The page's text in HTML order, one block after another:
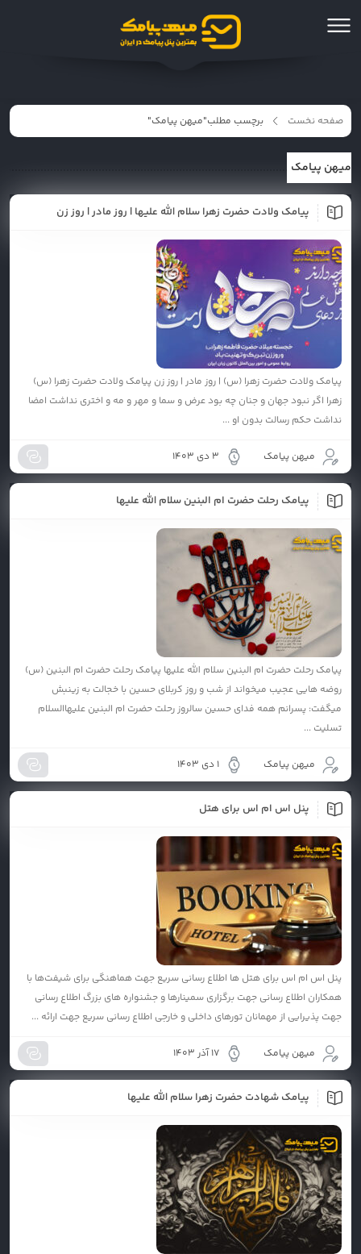
صفحه نخست برچسب مطلب"میهن پیامک"
میهن پیامک
پیامک ولادت حضرت زهرا سلام الله علیها | روز مادر | روز زن
پیامک ولادت حضرت زهرا (س) | روز مادر | روز زن پیامک ولادت حضرت زهرا (س)
زهرا اگر نبود جهان و جنان چه بود عرض و سما و مهر و مه و اختری نداشت امضا
نداشت حکم رسالت بدون او ...
میهن پیامک 3 دی 1403
پیامک رحلت حضرت ام البنین سلام الله علیها
پیامک رحلت حضرت ام البنین سلام الله علیها پیامک رحلت حضرت ام البنین (س)
روضه هایی عجیب میخواند از شب و روز کربلای حسین با خجالت به زینبش
میگفت: پسرانم همه فدای حسین سالروز رحلت حضرت ام البنین علیهاالسلام
تسلیت ...
میهن پیامک 1 دی 1403
پنل اس ام اس برای هتل
پنل اس ام اس برای هتل ها اطلاع رسانی سريع جهت هماهنگی برای شيفت‌ها با
همكاران اطلاع رسانی جهت برگزاری سمينار‌ها و جشنواره های بزرگ اطلاع رسانی
جهت پذيرايی از مهمانان تورهای داخلی و خارجی اطلاع رسانی سريع جهت ارائه ...
میهن پیامک 17 آذر 1403
پیامک شهادت حضرت زهرا سلام الله علیها